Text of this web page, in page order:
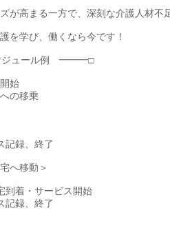
が高まる一方で、深刻な介護人材不
を学び、働くなら今です！
ュール例 ━━━□
始
の移乗
記録、終了
へ移動＞
着・サービス開始
記録、終了